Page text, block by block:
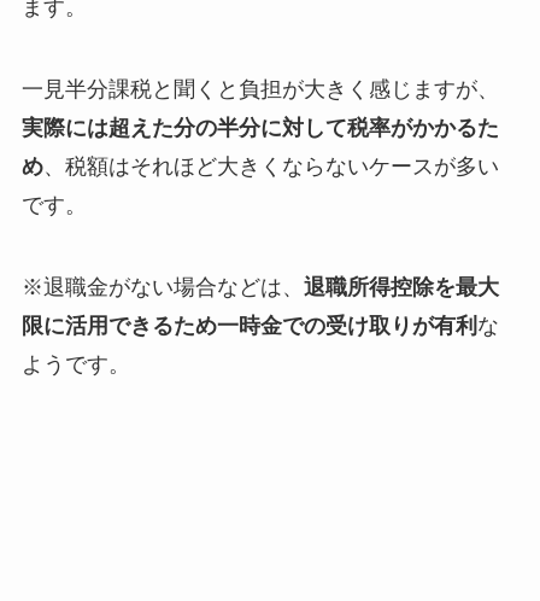
ます。
一見半分課税と聞くと負担が大きく感じますが、
実際には超えた分の半分に対して税率がかかるた
め、税額はそれほど大きくならないケースが多い
です。
※退職金がない場合などは、 退職所得控除を最大
限に活用できるため一時金での受け取りが有利 な
ようです。